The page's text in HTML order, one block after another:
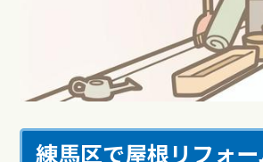
練馬区で屋根リフォ